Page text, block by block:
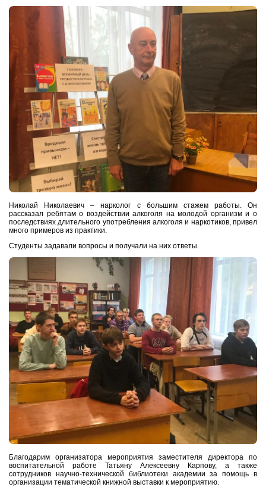
Николай Николаевич – нарколог с большим стажем работы. Он
рассказал ребятам о воздействии алкоголя на молодой организм и о
последствиях длительного употребления алкоголя и наркотиков, привел
много примеров из практики.
Студенты задавали вопросы и получали на них ответы.
Благодарим организатора мероприятия заместителя директора по
воспитательной работе Татьяну Алексеевну Карпову, а также
сотрудников научно-технической библиотеки академии за помощь в
организации тематической книжной выставки к мероприятию.